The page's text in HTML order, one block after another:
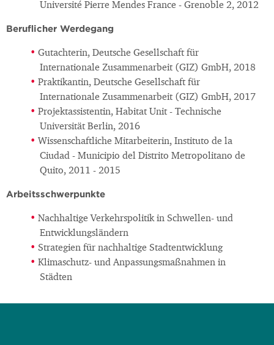
Université Pierre Mendes France - Grenoble 2, 2012
Beruflicher Werdegang
Gutachterin, Deutsche Gesellschaft für
Internationale Zusammenarbeit (GIZ) GmbH, 2018
Praktikantin, Deutsche Gesellschaft für
Internationale Zusammenarbeit (GIZ) GmbH, 2017
Projektassistentin, Habitat Unit - Technische
Universität Berlin, 2016
Wissenschaftliche Mitarbeiterin, Instituto de la
Ciudad - Municipio del Distrito Metropolitano de
Quito, 2011 - 2015
Arbeitsschwerpunkte
Nachhaltige Verkehrspolitik in Schwellen- und
Entwicklungsländern
Strategien für nachhaltige Stadtentwicklung
Klimaschutz- und Anpassungsmaßnahmen in
Städten